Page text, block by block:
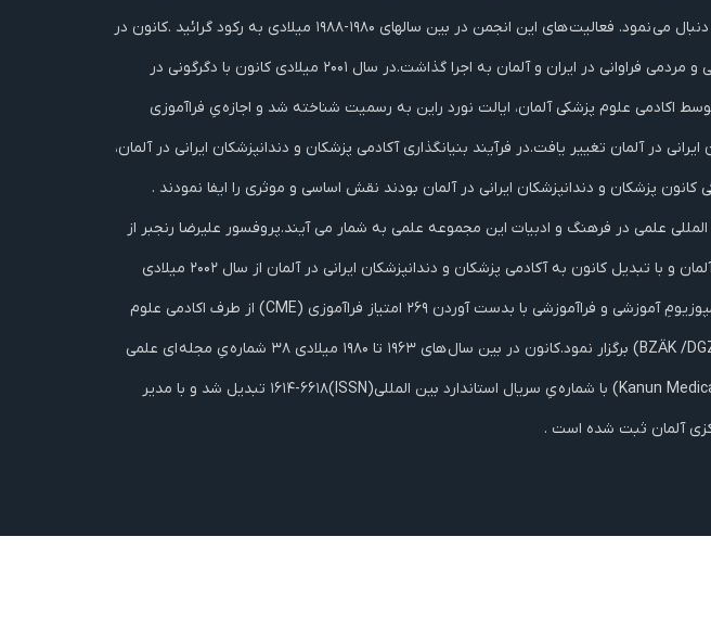
شهر کلن بنیاد نهاده شد.در بین سال های ۱۹۶۱-۱۹۸۰ میلادی این کانون بیشتر اهداف اجتماعی و صنفی را دنبال می نمود. فعالیت های این انجمن در بین سالهای ۱۹۸۰-۱۹۸۸ میلادی به رکود گرائید .کانون در
سال ۱۹۸۸ بار دیگر فعالیت های خود را از سر گرفت و به ویژه از سال ۱۹۹۳ میلادی پروژه های پزشکی، علمی و مردمی فراوانی در ایران و آلمان به اجرا گذاشت.در سال ۲۰۰۱ میلادی کانون با دگرگونی در
خود مدرنیزه شد و به یک انجمن ویژه یِ علمی تبدیل گردید و در سال ۲۰۰۲ میلادی توسط اکادمی علوم پزشکی آلمان، ایالت نورد راین به رسمیت شناخته شد و اجازه یِ فراآموزی
در آلمان تغییر یافت.در فرآیند بنیانگذاری آکادمی پزشکان و دندانپزشکان ایرانی در آلمان،
پزشکان و دندانپزشکان ایرانی در آلمان بودند نقش اساسی و موثری را ایفا نمودند .
علمی در فرهنگ و ادبیات این مجموعه علمی به شمار می آیند.پروفسور علیرضا رنجبر از
سال ۱۹۹۱ تا سال ۲۰۰۲ میلادی عضو هیات مدیره و سپس رئیس کانون پزشکان و دندانپزشکان ایرانی در آلمان و با تبدیل کانون به آکادمی پزشکان و دندانپزشکان ایرانی در آلمان از سال ۲۰۰۲ میلادی
تاکنون رئيس و دبیر علمی آکادمی هستند. این انجمن از سالِ ۲۰۰۱ تا ژوئن ۲۰۱۲ میلادی ، چهل و ‌یک سمپوزيومِ آموزشی و فراآموزشی با بدست آوردن ۲۶۹ امتیاز فراآموزی (CME) از طرف اکادمی علوم
پزشکی و سازمانِ نظامِ پزشکیِ آلمان و ۱۷۱ امتيازِ فراآموزی از طرف سازمانِ نظامِ دندان پزشکیِ آلمان (BZÄK /DGZMK) برگزار نمود.کانون در بین سال های ۱۹۶۳ تا ۱۹۸۰ میلادی ۳۸ شماره یِ مجله ای علمی
به نام «دانش پزشکی» منتشر نمود. نام این نشریه در سال ۱۹۹۳ به «مجله یِ پزشکی کانون» (Kanun Medical Journal) با شماره یِ سریال استاندارد بین المللی(ISSN)۱۶۱۴-۶۶۱۸ تبدیل شد و با مدیر
آلمان ثبت شده است .